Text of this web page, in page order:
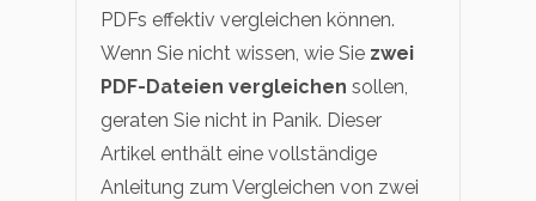
PDFs effektiv vergleichen können.
Wenn Sie nicht wissen, wie Sie zwei
PDF-Dateien vergleichen sollen,
geraten Sie nicht in Panik. Dieser
Artikel enthält eine vollständige
Anleitung zum Vergleichen von zwei